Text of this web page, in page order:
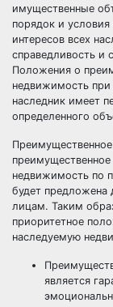
имущественные
порядок и
интересов всех
справедливость и
Положения о
недвижимость при
наследник имеет
определенного
недвижимость по
будет предложена
лицам. Таким
приоритетное
наследуемую
является